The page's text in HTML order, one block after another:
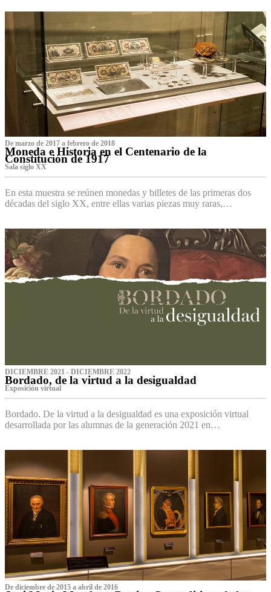
De marzo de 2017 a febrero de 2018
Moneda e Historia en el Centenario de la
Constitución de 1917
Sala siglo XX
En esta muestra se reúnen monedas y billetes de las primeras dos
décadas del siglo XX, entre ellas varias piezas muy raras,…
DICIEMBRE 2021 - DICIEMBRE 2022
Bordado, de la virtud a la desigualdad
Exposición virtual‌
Bordado. De la virtud a la desigualdad es una exposición virtual
desarrollada por las alumnas de la generación 2021 en…
De diciembre de 2015 a abril de 2016